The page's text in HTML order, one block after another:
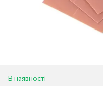
В наявності